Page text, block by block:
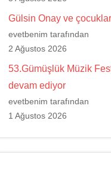
Gülsin Onay ve
evetbenim tarafından
2 Ağustos 2026
53.Gümüşlük Müzik
devam ediyor
evetbenim tarafından
1 Ağustos 2026